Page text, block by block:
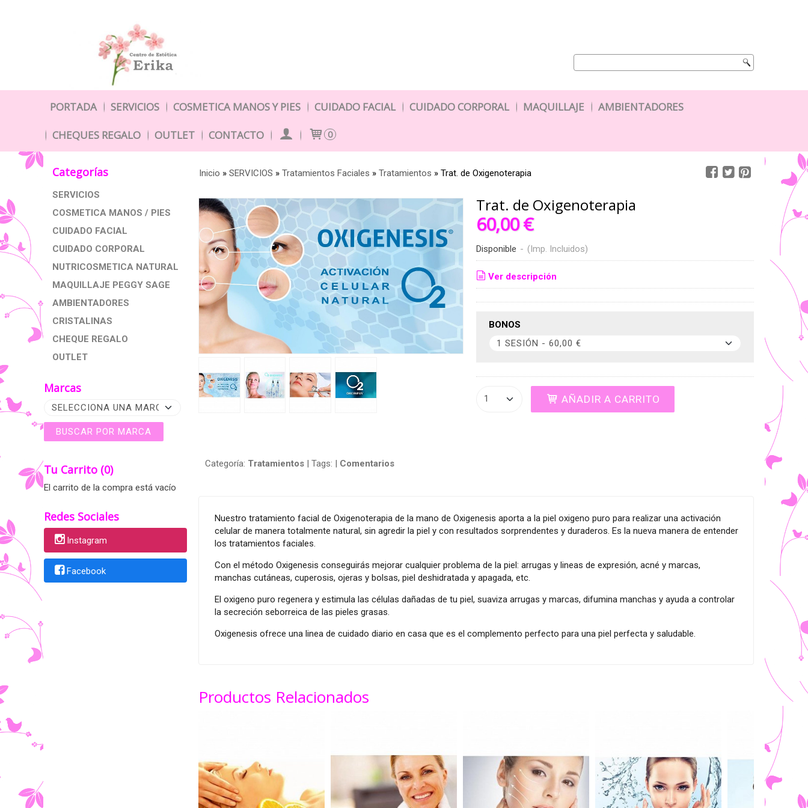
PORTADA SERVICIOS COSMETICA MANOS Y PIES CUIDADO FACIAL CUIDADO CORPORAL MAQUILLAJE AMBIENTADORES
CHEQUES REGALO OUTLET CONTACTO 0
Categorías
SERVICIOS
COSMETICA MANOS / PIES
CUIDADO FACIAL
CUIDADO CORPORAL
NUTRICOSMETICA NATURAL
MAQUILLAJE PEGGY SAGE
AMBIENTADORES
CRISTALINAS
CHEQUE REGALO
OUTLET
Marcas
Tu Carrito (0)
El carrito de la compra está vacío
Redes Sociales
Instagram
Facebook
Inicio » SERVICIOS » Tratamientos Faciales » Tratamientos » Trat. de Oxigenoterapia
Trat. de Oxigenoterapia
60,00 €
Disponible - (Imp. Incluidos)
Ver descripción
BONOS
AÑADIR A CARRITO
Categoría: Tratamientos | Tags: | Comentarios
Nuestro tratamiento facial de Oxigenoterapia de la mano de Oxigenesis aporta a la piel oxigeno puro para realizar una activación
celular de manera totalmente natural, sin agredir la piel y con resultados sorprendentes y duraderos. Es la nueva manera de entender
los tratamientos faciales.
Con el método Oxigenesis conseguirás mejorar cualquier problema de la piel: arrugas y lineas de expresión, acné y marcas,
manchas cutáneas, cuperosis, ojeras y bolsas, piel deshidratada y apagada, etc.
El oxigeno puro regenera y estimula las células dañadas de tu piel, suaviza arrugas y marcas, difumina manchas y ayuda a controlar
la secreción seborreica de las pieles grasas.
Oxigenesis ofrece una linea de cuidado diario en casa que es el complemento perfecto para una piel perfecta y saludable.
Productos Relacionados